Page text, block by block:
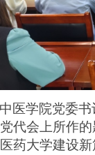
医学院党委
代会上所作
药大学建设